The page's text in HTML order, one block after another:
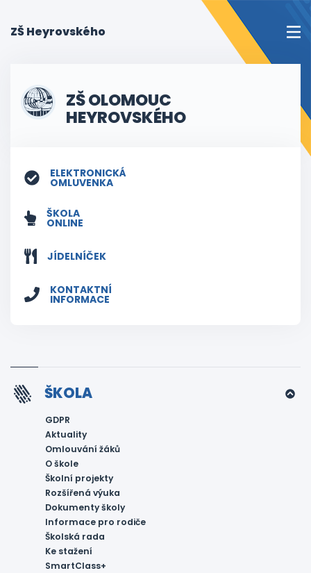
ZŠ Heyrovského
ZŠ OLOMOUC
HEYROVSKÉHO
ELEKTRONICKÁ
OMLUVENKA
ŠKOLA
ONLINE
JÍDELNÍČEK
KONTAKTNÍ
INFORMACE
ŠKOLA
GDPR
Aktuality
Omlouvání žáků
O škole
Školní projekty
Rozšířená výuka
Dokumenty školy
Informace pro rodiče
Školská rada
Ke stažení
SmartClass+